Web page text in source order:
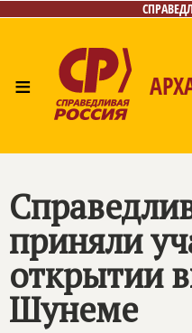
≡
приняли
открытии
Шунеме